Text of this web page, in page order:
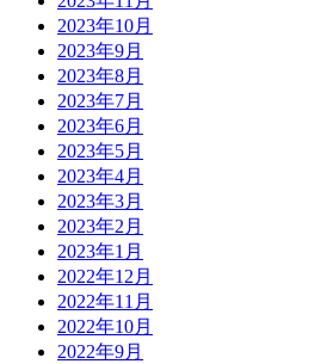
2023年10月
2023年9月
2023年8月
2023年7月
2023年6月
2023年5月
2023年4月
2023年3月
2023年2月
2023年1月
2022年12月
2022年11月
2022年10月
2022年9月